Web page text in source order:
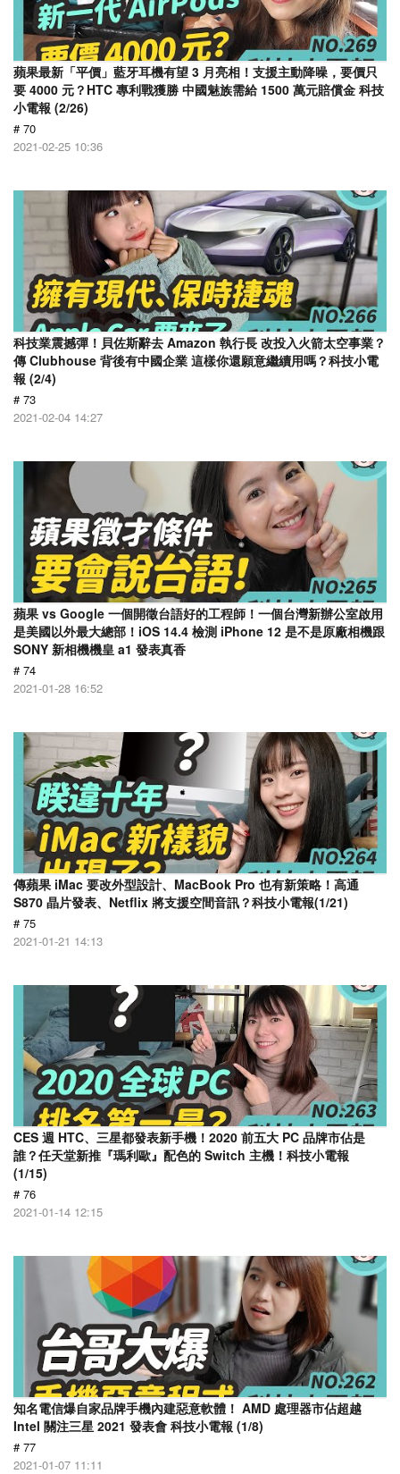
蘋果最新「平價」藍牙耳機有望 3 月亮相！支援主動降噪，要價只
要 4000 元？HTC 專利戰獲勝 中國魅族需給 1500 萬元賠償金 科技
小電報 (2/26)
# 70
2021-02-25 10:36
科技業震撼彈！貝佐斯辭去 Amazon 執行長 改投入火箭太空事業？
傳 Clubhouse 背後有中國企業 這樣你還願意繼續用嗎？科技小電
報 (2/4)
# 73
2021-02-04 14:27
蘋果 vs Google 一個開徵台語好的工程師！一個台灣新辦公室啟用
是美國以外最大總部！iOS 14.4 檢測 iPhone 12 是不是原廠相機跟
SONY 新相機機皇 a1 發表真香
# 74
2021-01-28 16:52
傳蘋果 iMac 要改外型設計、MacBook Pro 也有新策略！高通
S870 晶片發表、Netflix 將支援空間音訊？科技小電報(1/21)
# 75
2021-01-21 14:13
CES 週 HTC、三星都發表新手機！2020 前五大 PC 品牌市佔是
誰？任天堂新推『瑪利歐』配色的 Switch 主機！科技小電報
(1/15)
# 76
2021-01-14 12:15
知名電信爆自家品牌手機內建惡意軟體！ AMD 處理器市佔超越
Intel 關注三星 2021 發表會 科技小電報 (1/8)
# 77
2021-01-07 11:11